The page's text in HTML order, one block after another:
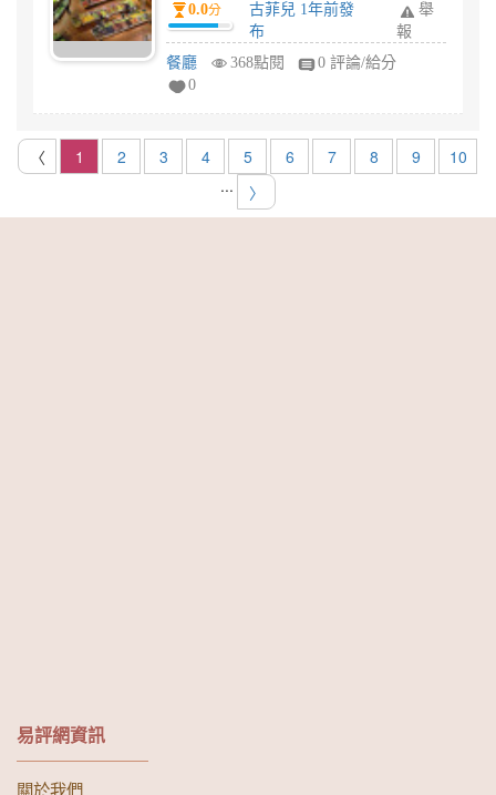
0.0分
古菲兒 1年前發
布
舉
報
餐廳
368點閱
0 評論/給分
0
〈 1 2 3 4 5 6 7 8 9
10
...
〉
易評網資訊
關於我們